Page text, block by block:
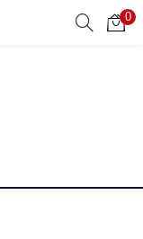
0
サーチ